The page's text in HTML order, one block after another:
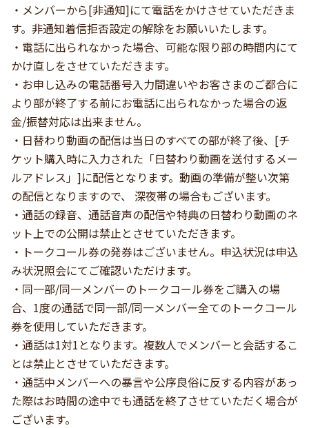
・メンバーから[非通知]にて電話をかけさせていただきま
す。非通知着信拒否設定の解除をお願いいたします。
・電話に出られなかった場合、可能な限り部の時間内にて
かけ直しをさせていただきます。
・お申し込みの電話番号入力間違いやお客さまのご都合に
より部が終了する前にお電話に出られなかった場合の返
金/振替対応は出来ません。
・日替わり動画の配信は当日のすべての部が終了後、[チ
ケット購入時に入力された「日替わり動画を送付するメー
ルアドレス」]に配信となります。動画の準備が整い次第
の配信となりますので、 深夜帯の場合もございます。
・通話の録音、通話音声の配信や特典の日替わり動画のネ
ット上での公開は禁止とさせていただきます。
・トークコール券の発券はございません。申込状況は申込
み状況照会にてご確認いただけます。
・同一部/同一メンバーのトークコール券をご購入の場
合、1度の通話で同一部/同一メンバー全てのトークコール
券を使用していただきます。
・通話は1対1となります。複数人でメンバーと会話するこ
とは禁止とさせていただきます。
・通話中メンバーへの暴言や公序良俗に反する内容があっ
た際はお時間の途中でも通話を終了させていただく場合が
ございます。